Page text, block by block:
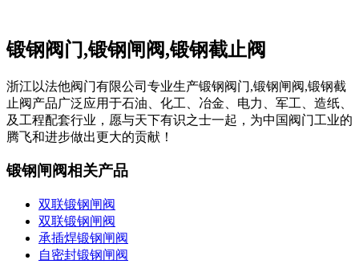
锻钢阀门,锻钢闸阀,锻钢截止阀
浙江以法他阀门有限公司专业生产锻钢阀门,锻钢闸阀,锻钢截
止阀产品广泛应用于石油、化工、冶金、电力、军工、造纸、
及工程配套行业，愿与天下有识之士一起，为中国阀门工业的
腾飞和进步做出更大的贡献！
锻钢闸阀相关产品
双联锻钢闸阀
双联锻钢闸阀
承插焊锻钢闸阀
自密封锻钢闸阀